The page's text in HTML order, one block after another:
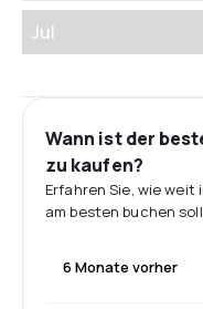
Jul
Wann ist der
zu kaufen?
Erfahren Sie, wie weit
am besten buchen
6 Monate vorher